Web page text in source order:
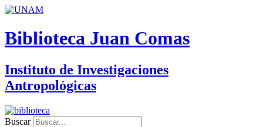
Biblioteca Juan Comas
Instituto de Investigaciones
Antropológicas
Buscar